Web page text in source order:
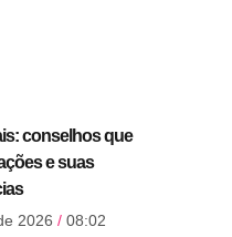
conselhos que
e suas
2026 08:02